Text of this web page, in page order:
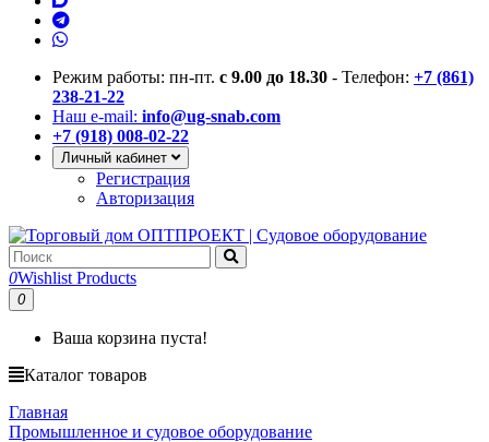
Режим работы: пн-пт. с 9.00 до 18.30 - Телефон: +7 (861)
238-21-22
Наш e-mail: info@ug-snab.com
+7 (918) 008-02-22
Личный кабинет
Регистрация
Авторизация
0Wishlist Products
0
Ваша корзина пуста!
Каталог товаров
Главная
Промышленное и судовое оборудование